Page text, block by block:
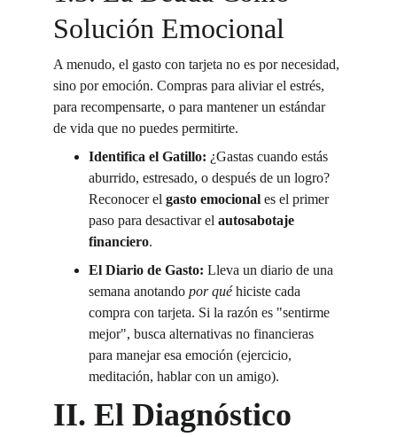
Solución Emocional
A menudo, el gasto con tarjeta no es por necesidad,
sino por emoción. Compras para aliviar el estrés,
para recompensarte, o para mantener un estándar
de vida que no puedes permitirte.
Identifica el Gatillo: ¿Gastas cuando estás
aburrido, estresado, o después de un logro?
Reconocer el gasto emocional es el primer
paso para desactivar el autosabotaje
financiero.
El Diario de Gasto: Lleva un diario de una
semana anotando por qué hiciste cada
compra con tarjeta. Si la razón es "sentirme
mejor", busca alternativas no financieras
para manejar esa emoción (ejercicio,
meditación, hablar con un amigo).
II. El Diagnóstico